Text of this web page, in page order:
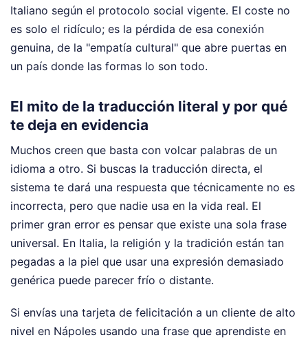
Italiano según el protocolo social vigente. El coste no
es solo el ridículo; es la pérdida de esa conexión
genuina, de la "empatía cultural" que abre puertas en
un país donde las formas lo son todo.
El mito de la traducción literal y por qué
te deja en evidencia
Muchos creen que basta con volcar palabras de un
idioma a otro. Si buscas la traducción directa, el
sistema te dará una respuesta que técnicamente no es
incorrecta, pero que nadie usa en la vida real. El
primer gran error es pensar que existe una sola frase
universal. En Italia, la religión y la tradición están tan
pegadas a la piel que usar una expresión demasiado
genérica puede parecer frío o distante.
Si envías una tarjeta de felicitación a un cliente de alto
nivel en Nápoles usando una frase que aprendiste en